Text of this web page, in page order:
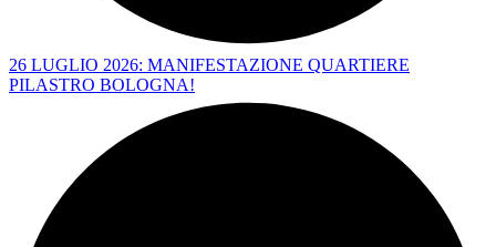
26 LUGLIO 2026: MANIFESTAZIONE QUARTIERE
PILASTRO BOLOGNA!